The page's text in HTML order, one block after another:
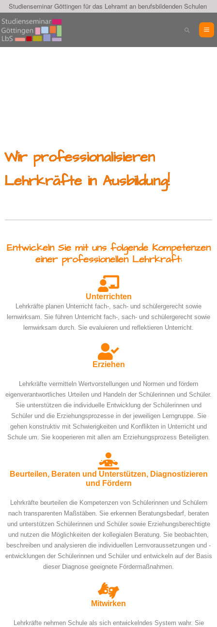
Studienseminar Göttingen für das Lehramt an berufsbildenden Schulen
Wir professionalisieren
Lehrkräfte in Ausbildung!
Entwickeln Sie mit uns folgende Kompetenzen
einer professionellen Lehrkraft:
Unterrichten
Lehrkräfte planen Unterricht fach-, sach- und schülergerecht sowie
lernwirksam. Sie führen Unterricht fach-, sach- und schülergerecht sowie
lernwirksam durch. Sie evaluieren und reflektieren Unterricht.
Erziehen
Lehrkräfte vermitteln Wertvorstellungen und Normen und fördern
eigenverantwortliches Urteilen und Handeln der Schülerinnen und Schüler.
Sie unterstützen die individuelle Entwicklung der Schülerinnen und
Schüler und die Erziehungsprozesse in der jeweiligen Lerngruppe. Sie
gehen konstruktiv mit Schwierigkeiten und Konflikten in Unterricht und
Schule um. Sie kooperieren mit allen am Erziehungsprozess Beteiligten.
Beurteilen, Beraten und Unterstützen, Diagnostizieren
und Fördern
Lehrkräfte beurteilen die Kompetenzen von Schülerinnen und Schülern
nach transparenten Maßstäben. Sie erkennen Beratungsbedarf, beraten
und unterstützen Schülerinnen und Schüler sowie Erziehungsberechtigte
und nutzen die Möglichkeiten der kollegialen Beratung. Sie beobachten,
beschreiben und analysieren die individuellen Lernvoraussetzungen und -
entwicklungen der Schülerinnen und Schüler und entwickeln auf der Basis
dieser Diagnose geeignete Fördermaßnahmen.
Mitwirken
Lehrkräfte nehmen Schule als sich entwickelndes System wahr. Sie